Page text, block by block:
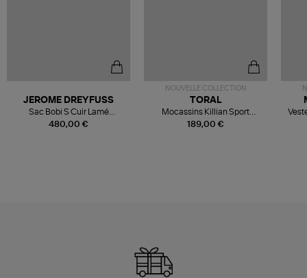
480,00 €
JEROME DREYFUSS
Sac Bobi S Cuir Lamé
Champagne
NOUVELLE COLLECTION
189,00 €
TORAL
Mocassins Killian Sport
Mousse